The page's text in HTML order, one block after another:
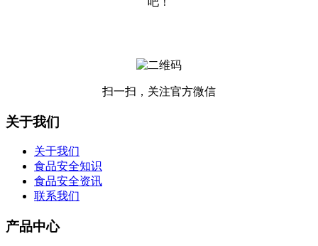
扫一扫，关注官方微信
关于我们
关于我们
食品安全知识
食品安全资讯
联系我们
产品中心